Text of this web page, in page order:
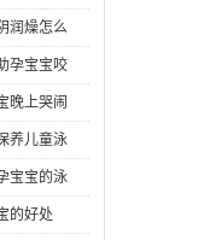
润燥怎么
孕宝宝咬
晚上哭闹
养儿童泳
宝宝的泳
的好处